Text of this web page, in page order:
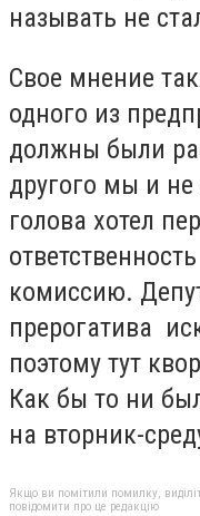
называть не
Свое мнение
одного из
должны были
другого мы и
голова хотел
комиссию.
прерогатива
поэтому тут
Как бы то ни
на вторник-
Якщо ви помітили помилку,
повідомити про це редакцію